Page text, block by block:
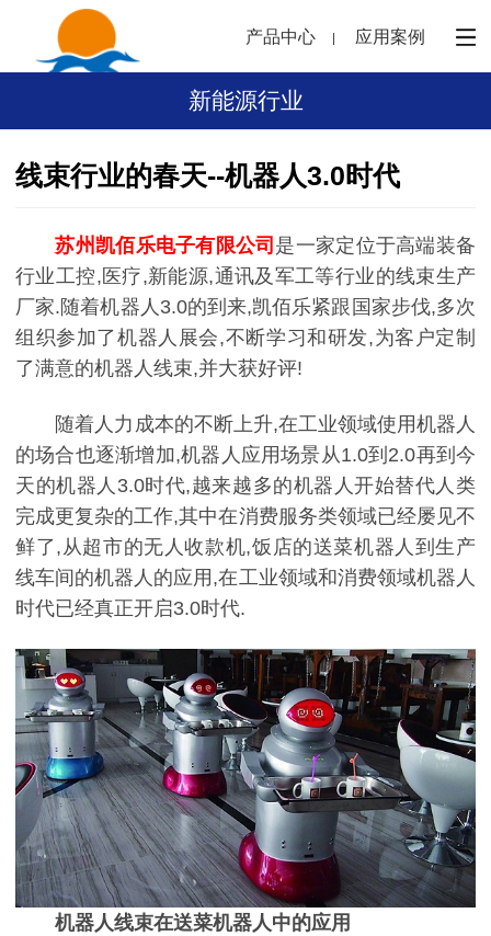
产品中心 应用案例
新能源行业
线束行业的春天--机器人3.0时代
苏州凯佰乐电子有限公司 是一家定位于高端装备
行业工控,医疗,新能源,通讯及军工等行业的线束生产
厂家.随着机器人3.0的到来,凯佰乐紧跟国家步伐,多次
组织参加了机器人展会,不断学习和研发,为客户定制
了满意的机器人线束,并大获好评!
随着人力成本的不断上升,在工业领域使用机器人
的场合也逐渐增加,机器人应用场景从1.0到2.0再到今
天的机器人3.0时代,越来越多的机器人开始替代人类
完成更复杂的工作,其中在消费服务类领域已经屡见不
鲜了,从超市的无人收款机,饭店的送菜机器人到生产
线车间的机器人的应用,在工业领域和消费领域机器人
时代已经真正开启3.0时代.
机器人线束在送菜机器人中的应用